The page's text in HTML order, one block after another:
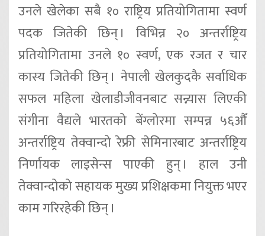
उनले खेलेका सबै १० राष्ट्रिय प्रतियोगितामा स्वर्ण
पदक जितेकी छिन् । विभिन्न २० अन्तर्राष्ट्रिय
प्रतियोगितामा उनले १० स्वर्ण, एक रजत र चार
कास्य जितेकी छिन् । नेपाली खेलकुदकै सर्वाधिक
सफल महिला खेलाडीजीवनबाट सन्न्यास लिएकी
संगीना वैद्यले भारतको बेंग्लोरमा सम्पन्न ५६औँ
अन्तर्राष्ट्रिय तेक्वान्दो रेफ्री सेमिनारबाट अन्तर्राष्ट्रिय
निर्णायक लाइसेन्स पाएकी हुन् । हाल उनी
तेक्वान्दोको सहायक मुख्य प्रशिक्षकमा नियुक्त भएर
काम गरिरहेकी छिन् ।